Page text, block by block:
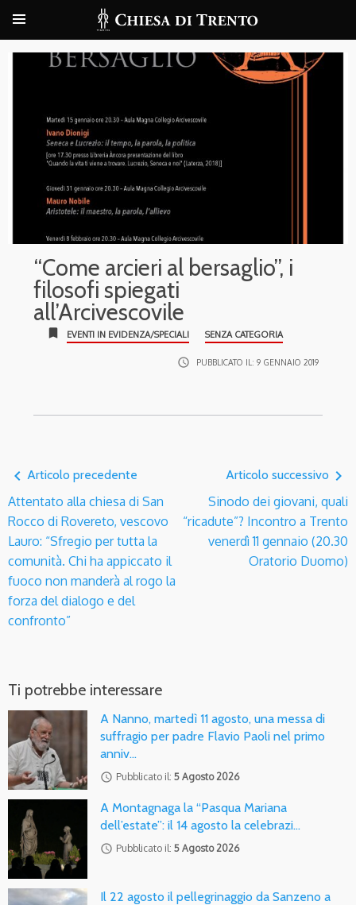
“Come arcieri al bersaglio”, i
filosofi spiegati
all’Arcivescovile
bookmark EVENTI IN EVIDENZA/SPECIALI SENZA CATEGORIA
access_time PUBBLICATO IL: 9 GENNAIO 2019
navigate_before Articolo precedente
Attentato alla chiesa di San
Rocco di Rovereto, vescovo
Lauro: “Sfregio per tutta la
comunità. Chi ha appiccato il
fuoco non manderà al rogo la
forza del dialogo e del
confronto”
Articolo successivo navigate_next
Sinodo dei giovani, quali
“ricadute”? Incontro a Trento
venerdì 11 gennaio (20.30
Oratorio Duomo)
Ti potrebbe interessare
A Nanno, martedì 11 agosto, una messa di
suffragio per padre Flavio Paoli nel primo
anniv…
access_time Pubblicato il: 5 Agosto 2026
A Montagnaga la “Pasqua Mariana
dell’estate”: il 14 agosto la celebrazi…
access_time Pubblicato il: 5 Agosto 2026
Il 22 agosto il pellegrinaggio da Sanzeno a